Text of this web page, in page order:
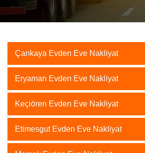
Çankaya Evden Eve Nakliyat
Eryaman Evden Eve Nakliyat
Keçiören Evden Eve Nakliyat
Etimesgut Evden Eve Nakliyat